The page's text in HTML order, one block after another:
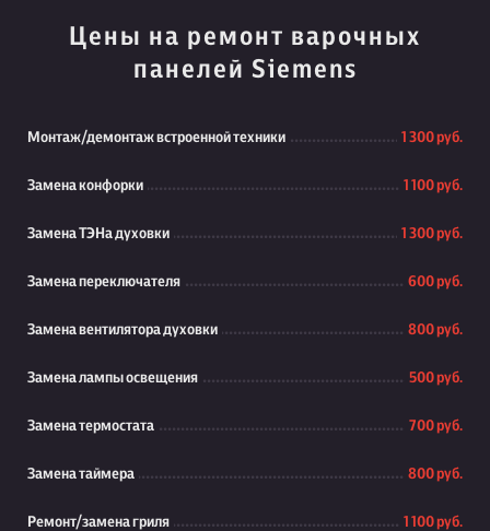
Цены на ремонт варочных
панелей Siemens
Монтаж/демонтаж встроенной техники 1 300 руб.
Замена конфорки 1 100 руб.
Замена ТЭНа духовки 1 300 руб.
Замена переключателя 600 руб.
Замена вентилятора духовки 800 руб.
Замена лампы освещения 500 руб.
Замена термостата 700 руб.
Замена таймера 800 руб.
Ремонт/замена гриля 1 100 руб.